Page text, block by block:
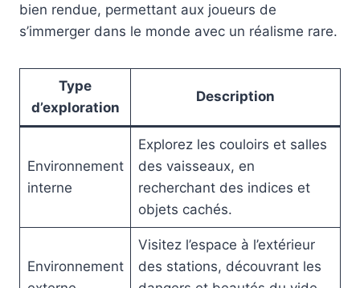
bien rendue, permettant aux joueurs de
s’immerger dans le monde avec un réalisme rare.
Type
d’exploration
Description
Environnement
interne
Explorez les couloirs et salles
des vaisseaux, en
recherchant des indices et
objets cachés.
Environnement
Visitez l’espace à l’extérieur
des stations, découvrant les